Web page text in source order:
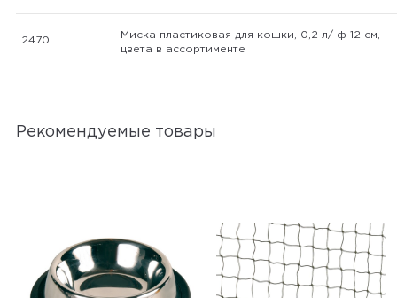
2470
Миска пластиковая для кошки, 0,2 л/ ф 12 см,
цвета в ассортименте
Рекомендуемые товары